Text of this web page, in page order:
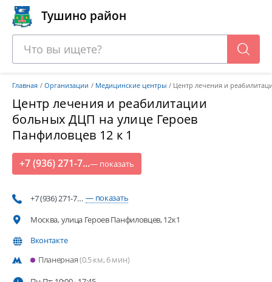
Тушино район
Главная Организации Медицинские центры Центр лечения и
Центр лечения и реабилитации
больных ДЦП на улице Героев
Панфиловцев 12 к 1
+7 (936) 271-7...— показать
+7 (936) 271-7… — показать
Москва, улица Героев Панфиловцев, 12к1
Вконтакте
Планерная (0.5 км, 6 мин)